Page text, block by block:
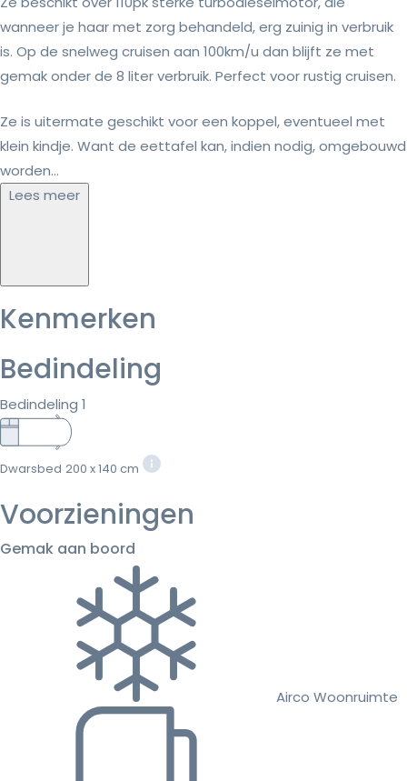
wanneer je haar met zorg behandeld, erg zuinig in verbruik
is. Op de snelweg cruisen aan 100km/u dan blijft ze met
gemak onder de 8 liter verbruik. Perfect voor rustig cruisen.
Ze is uitermate geschikt voor een koppel, eventueel met
klein kindje. Want de eettafel kan, indien nodig, omgebouwd
worden...
Lees meer
Kenmerken
Bedindeling
Bedindeling 1
Dwarsbed 200 x 140 cm
Voorzieningen
Gemak aan boord
Airco Woonruimte